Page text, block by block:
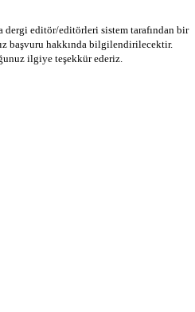
dergi editör/editörleri sistem tarafından bir
başvuru hakkında bilgilendirilecektir.
ilgiye teşekkür ederiz.